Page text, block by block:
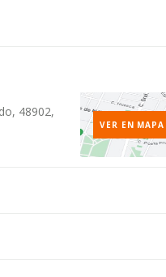
48902,
VER EN MAPA